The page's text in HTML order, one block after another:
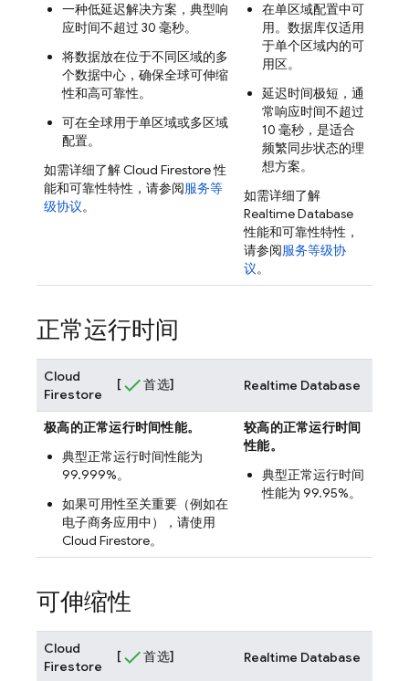
一种低延迟解决方案，典型响
应时间不超过 30 毫秒。
将数据放在位于不同区域的多
个数据中心，确保全球可伸缩
性和高可靠性。
可在全球用于单区域或多区域
配置。
如需详细了解Cloud Firestore性
能和可靠性特性，请参阅服务等
级协议。
在单区域配置中可
用。数据库仅适用
于单个区域内的可
用区。
延迟时间极短，通
常响应时间不超过
10 毫秒，是适合
频繁同步状态的理
想方案。
如需详细了解
Realtime Database
性能和可靠性特性，
请参阅服务等级协
议。
正常运行时间
Cloud
Firestore
[ 首选] Realtime Database
极高的正常运行时间性能。
典型正常运行时间性能为
99.999%。
如果可用性至关重要（例如在
电子商务应用中），请使用
Cloud Firestore。
较高的正常运行时间
性能。
典型正常运行时间
性能为 99.95%。
可伸缩性
Cloud
Firestore
[ 首选] Realtime Database